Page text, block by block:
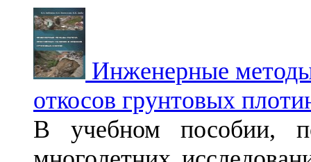
Инженерные
откосов грунтовых
В учебном пособии,